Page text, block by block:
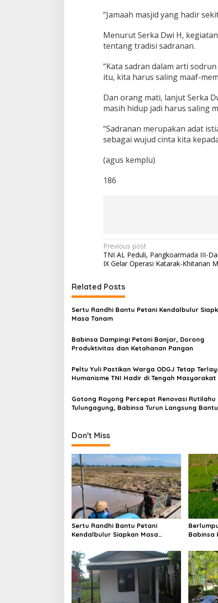
“Jamaah masjid yang hadir
Menurut Serka Dwi H,
tentang tradisi sadranan.
“Kata sadran dalam arti
itu, kita harus saling maaf-
Dan orang mati, lanjut Serka
masih hidup jadi harus saling
“Sadranan merupakan adat
sebagai wujud cinta kita
(agus kemplu)
186
P
o
t
n
a
i
a
t
i
o
Previous post
TNI AL Peduli, Pangkoarmada III-
IX Gelar Operasi Katarak-Khitanan
Related Posts
Sertu Randhi Bantu Petani Kendalbulur
Masa Tanam
Babinsa Dampingi Petani Banjar, Dorong
Produktivitas dan Ketahanan Pangan
Peltu Yuli Pastikan Warga ODGJ Tetap
Humanisme TNI Hadir di Tengah Masyarakat
Gotong Royong Percepat Renovasi Rutilahu
Tulungagung, Babinsa Turun Langsung Bantu
Don't Miss
Sertu Randhi Bantu Petani
Kendalbulur Siapkan Masa
Babinsa
Pangan